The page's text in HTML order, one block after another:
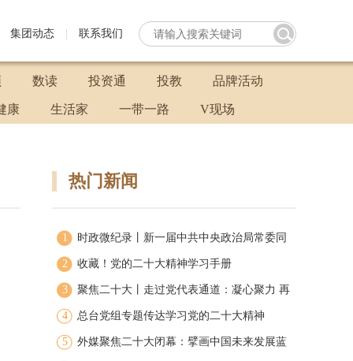
集团动态 联系我们
数读 投资通 投教 品牌活动
康 生活家 一带一路 V现场
热门新闻
1 时政微纪录丨新一届中共中央政治局常委同
中外记者见面
2 收藏！党的二十大精神学习手册
3 聚焦二十大丨走过党代表通道：凝心聚力 再
启新程
4 总台党组专题传达学习党的二十大精神
5 外媒聚焦二十大闭幕：擘画中国未来发展蓝